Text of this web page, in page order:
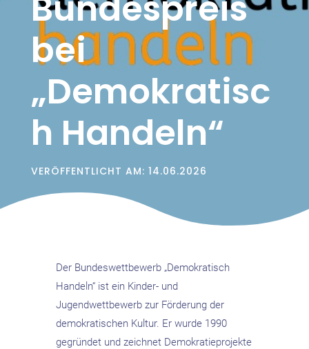
bei
„Demokratisc
h Handeln“
VERÖFFENTLICHT AM: 14.06.2026
Der Bundeswettbewerb „Demokratisch
Handeln“ ist ein Kinder- und
Jugendwettbewerb zur Förderung der
demokratischen Kultur. Er wurde 1990
gegründet und zeichnet Demokratieprojekte